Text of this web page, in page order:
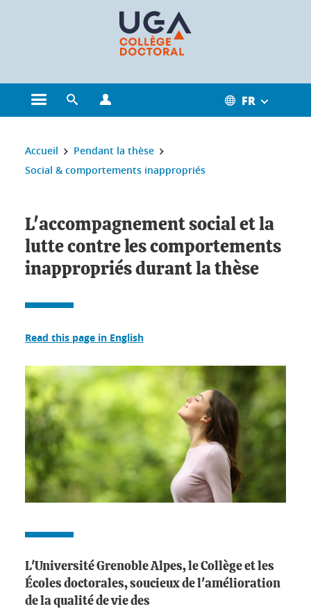
Ouvrir le menu principal
Ouvrir le moteur de recherche FR
Vous êtes ici :
Accueil
Pendant la thèse
Social & comportements inappropriés
L'accompagnement social et la
lutte contre les comportements
inappropriés durant la thèse
Read this page in English
L'Université Grenoble Alpes, le Collège et les
Écoles doctorales, soucieux de l'amélioration
de la qualité de vie des